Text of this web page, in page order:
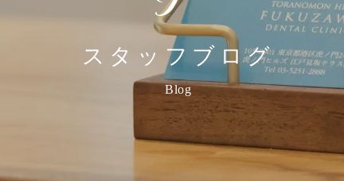
スタッフブログ
Blog